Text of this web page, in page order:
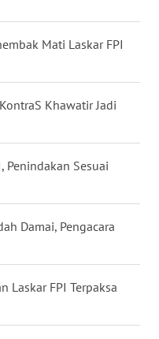
Mati Laskar FPI
Khawatir Jadi
Penindakan Sesuai
Damai, Pengacara
Laskar FPI Terpaksa